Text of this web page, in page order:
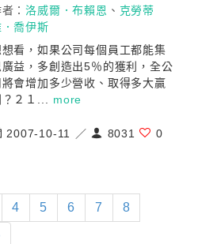
者：洛威爾．布賴恩 、 克勞蒂
．喬伊斯
想看，如果公司每個員工都能集
廣益，多創造出5％的獲利，全公
將會增加多少營收、取得多大贏
？２１... more
2007-10-11 ／ 8031 0
4 5 6 7 8